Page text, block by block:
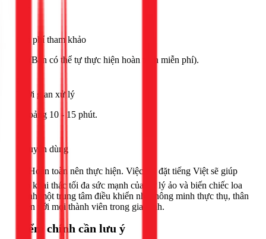
Chi phí tham khảo
0đ (Bạn có thể tự thực hiện hoàn toàn miễn phí).
Thời gian xử lý
Khoảng 10 - 15 phút.
Khuyên dùng
🟢 Hoàn toàn nên thực hiện. Việc cài đặt tiếng Việt sẽ giúp
bạn khai thác tối đa sức mạnh của trợ lý ảo và biến chiếc loa
thành một trung tâm điều khiển nhà thông minh thực thụ, thân
thiện với mọi thành viên trong gia đình.
Điểm chính cần lưu ý